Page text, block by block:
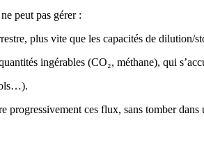
peut pas gérer :
plus vite que les capacités de dilution/
ingérables (CO₂, méthane), qui
ces flux, sans tomber